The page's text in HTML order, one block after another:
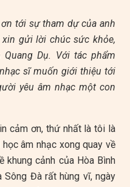
found for this media.
tới sự tham dự của anh
gửi lời chúc sức khỏe,
Dụ. Với tác phẩm
sĩ muốn giới thiệu tới
yêu âm nhạc một con
cảm ơn, thứ nhất là tôi là
âm nhạc xong quay về
khung cảnh của Hòa Bình
Đà rất hùng vĩ, ngày